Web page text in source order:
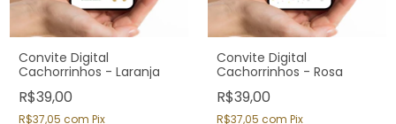
Convite Digital
Cachorrinhos - Laranja
R$39,00
R$37,05 com Pix
Convite Digital
Cachorrinhos - Rosa
R$39,00
R$37,05 com Pix